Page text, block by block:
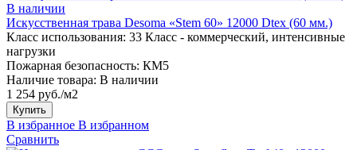
В наличии
Искусственная трава Desoma «Stem 60» 12000 Dtex (60 мм.)
Класс использования: 33 Класс - коммерческий, интенсивные
нагрузки
Пожарная безопасность: КМ5
Наличие товара: В наличии
1 254 руб./м2
Купить
В избранное В избранном
Сравнить